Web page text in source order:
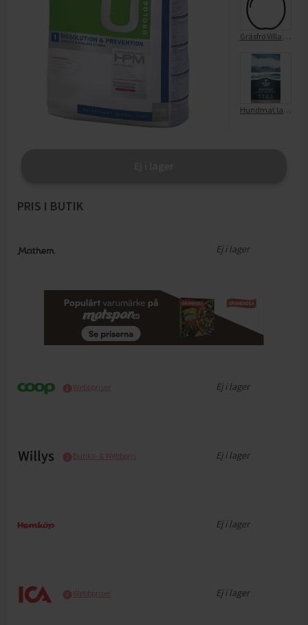
Gräsfrö Villa 3kg
Hundmat lax/pot Lax-Potatis f vuxna hundar
PRIS I BUTIK
Ej i lager
Webbpriser Ej i lager
Butiks- & Webbpris Ej i lager
Ej i lager
Webbpriser Ej i lager